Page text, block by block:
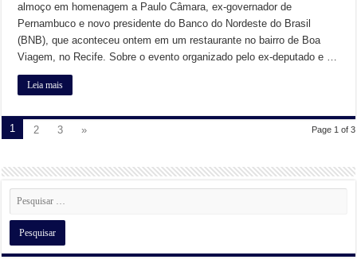
almoço em homenagem a Paulo Câmara, ex-governador de
Pernambuco e novo presidente do Banco do Nordeste do Brasil
(BNB), que aconteceu ontem em um restaurante no bairro de Boa
Viagem, no Recife. Sobre o evento organizado pelo ex-deputado e …
Leia mais
Page 1 of 3
1 2 3 »